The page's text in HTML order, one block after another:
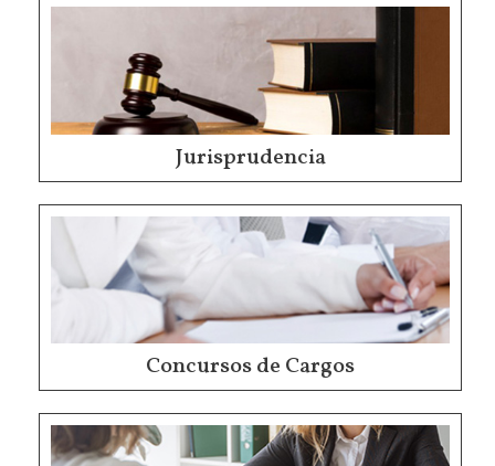
Jurisprudencia
Concursos de Cargos